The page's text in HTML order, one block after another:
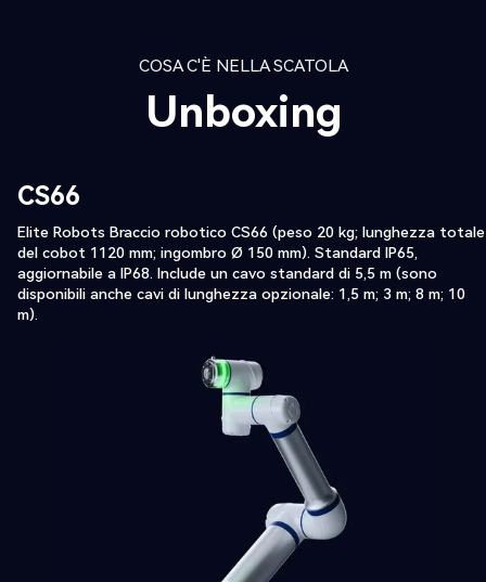
COSA C'È NELLA SCATOLA
Unboxing
CS66
Elite Robots Braccio robotico CS66 (peso 20 kg; lunghezza totale
del cobot 1120 mm; ingombro Ø 150 mm). Standard IP65,
aggiornabile a IP68. Include un cavo standard di 5,5 m (sono
disponibili anche cavi di lunghezza opzionale: 1,5 m; 3 m; 8 m; 10
m).